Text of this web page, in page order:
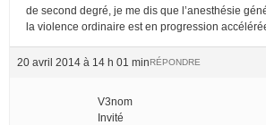
de second degré, je me dis que l’anesthésie
la violence ordinaire est en progression
20 avril 2014 à 14 h 01 minRÉPONDRE
V3nom
Invité